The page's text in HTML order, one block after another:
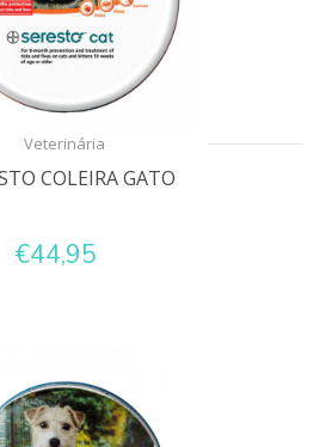
Veterinária
COLEIRA GATO
€44,95